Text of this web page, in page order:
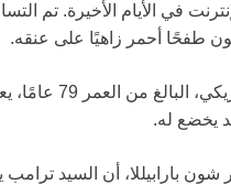
في الأيام الأخيرة. تم
طفحًا أحمر زاهيًا على عنقه.
عامًا، يعطي تحديثًا عن الحرب ضد
يخضع له.
بارابيللا، أن السيد ترامب